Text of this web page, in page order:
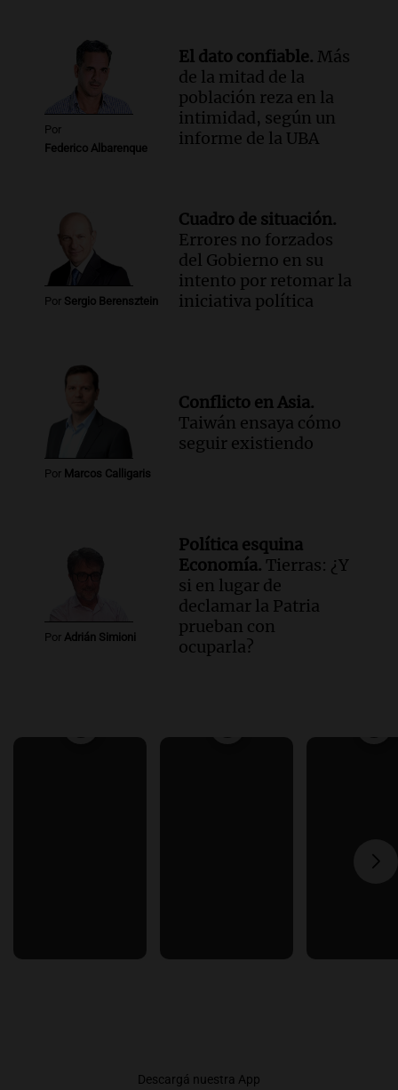
Episodios
Por
Federico Albarenque
El dato confiable. Más
de la mitad de la
población reza en la
intimidad, según un
informe de la UBA
Por Sergio Berensztein
Cuadro de situación.
Errores no forzados
del Gobierno en su
intento por retomar la
iniciativa política
Por Marcos Calligaris
Conflicto en Asia.
Taiwán ensaya cómo
seguir existiendo
Por Adrián Simioni
Política esquina
Economía. Tierras: ¿Y
si en lugar de
declamar la Patria
prueban con
ocuparla?
Descargá nuestra App